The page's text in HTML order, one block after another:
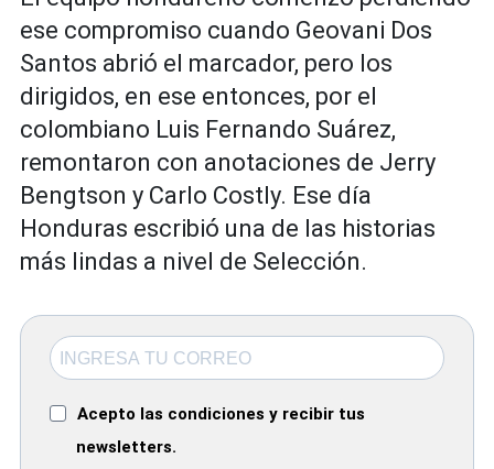
ese compromiso cuando Geovani Dos
Santos abrió el marcador, pero los
dirigidos, en ese entonces, por el
colombiano Luis Fernando Suárez,
remontaron con anotaciones de Jerry
Bengtson y Carlo Costly. Ese día
Honduras escribió una de las historias
más lindas a nivel de Selección.
Acepto las condiciones y recibir tus
newsletters.